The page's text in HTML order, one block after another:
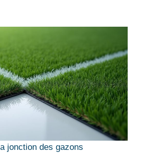
jonction des gazons